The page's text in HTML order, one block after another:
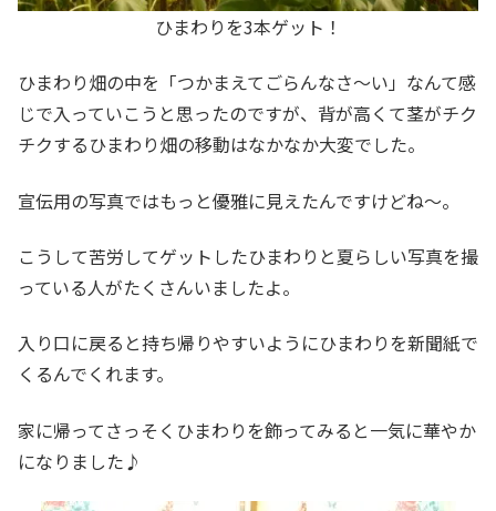
ひまわりを3本ゲット！
ひまわり畑の中を「つかまえてごらんなさ～い」なんて感
じで入っていこうと思ったのですが、背が高くて茎がチク
チクするひまわり畑の移動はなかなか大変でした。
宣伝用の写真ではもっと優雅に見えたんですけどね～。
こうして苦労してゲットしたひまわりと夏らしい写真を撮
っている人がたくさんいましたよ。
入り口に戻ると持ち帰りやすいようにひまわりを新聞紙で
くるんでくれます。
家に帰ってさっそくひまわりを飾ってみると一気に華やか
になりました♪